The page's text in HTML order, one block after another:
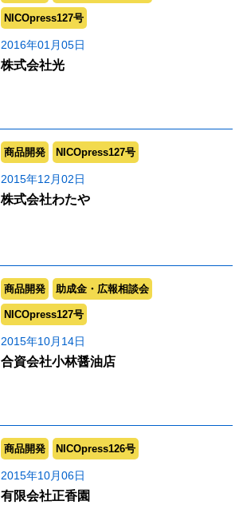
NICOpress127号
2016年01月05日
株式会社光
商品開発 NICOpress127号
2015年12月02日
株式会社わたや
商品開発 助成金・広報相談会
NICOpress127号
2015年10月14日
合資会社小林醤油店
商品開発 NICOpress126号
2015年10月06日
有限会社正香園